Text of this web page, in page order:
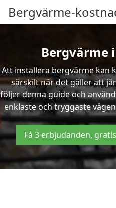
Bergvärme-
Bergvärme
Att installera bergvärme kan
särskilt när det gäller att
följer denna guide och
enklaste och tryggaste
Få 3 erbjudanden,